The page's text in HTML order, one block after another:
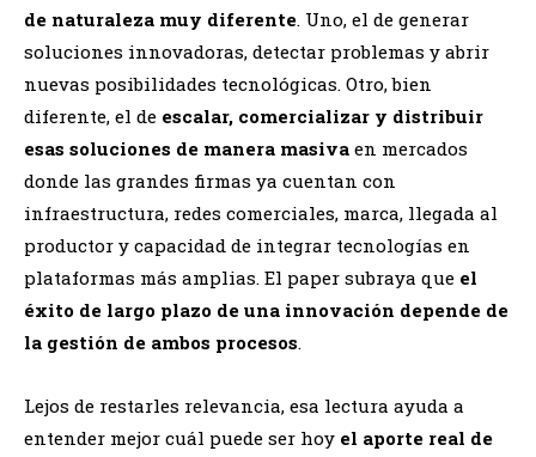
de naturaleza muy diferente. Uno, el de generar
soluciones innovadoras, detectar problemas y abrir
nuevas posibilidades tecnológicas. Otro, bien
diferente, el de escalar, comercializar y distribuir
esas soluciones de manera masiva en mercados
donde las grandes firmas ya cuentan con
infraestructura, redes comerciales, marca, llegada al
productor y capacidad de integrar tecnologías en
plataformas más amplias. El paper subraya que el
éxito de largo plazo de una innovación depende de
la gestión de ambos procesos.
Lejos de restarles relevancia, esa lectura ayuda a
entender mejor cuál puede ser hoy el aporte real de